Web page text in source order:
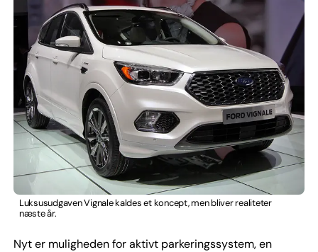
Luksusudgaven Vignale kaldes et koncept, men bliver realiteter
næste år.
Nyt er muligheden for aktivt parkeringssystem, en